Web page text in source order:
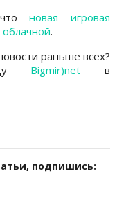
чтоновая игровая
.
раньше всех?
Bigmir)net в
подпишись: